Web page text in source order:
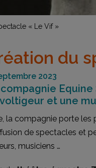
« Le Vif »
du
2023
Equine
et une
la compagnie porte les
de spectacles et
musiciens …